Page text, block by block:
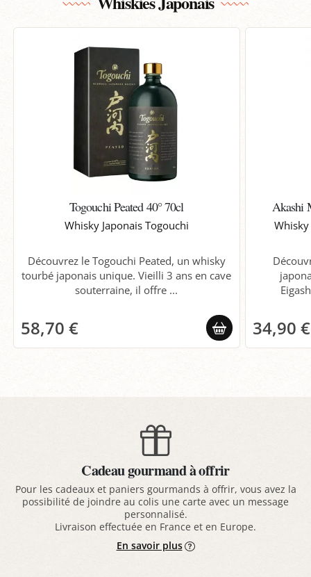
Togouchi Peated 40° 70cl
Whisky Japonais Togouchi
Découvrez le Togouchi Peated, un whisky
tourbé japonais unique. Vieilli 3 ans en cave
souterraine, il offre ...
58,70 €
Akashi
34,90 €
Cadeau gourmand à offrir
Pour les cadeaux et paniers gourmands à offrir, vous avez la
possibilité de joindre au colis une carte avec un message
personnalisé.
Livraison effectuée en France et en Europe.
En savoir plus